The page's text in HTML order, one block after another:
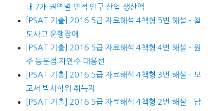
내 7개 권역별 면적 인구 산업 생산액
[PSAT 기출] 2016 5급 자료해석 4책형 5번 해설 – 철
도사고 운행장애
[PSAT 기출] 2016 5급 자료해석 4책형 4번 해설 – 원
주 등분점 자연수 대응선
[PSAT 기출] 2016 5급 자료해석 4책형 3번 해설 – 보
고서 박사학위 취득자
[PSAT 기출] 2016 5급 자료해석 4책형 2번 해설 – 남